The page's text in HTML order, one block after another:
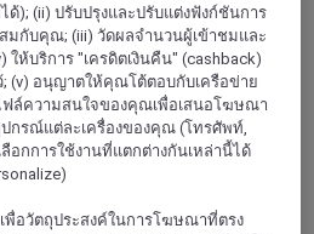
); (ii) ปรับปรุงและปรับแต่งฟังก์ชันการ
มกับคุณ; (iii) วัดผลจำนวนผู้เข้าชมและ
ให้บริการ "เครดิตเงินคืน" (cashback)
(v) อนุญาตให้คุณโต้ตอบกับเครือข่าย
ฟล์ความสนใจของคุณเพื่อเสนอโฆษณา
กรณ์แต่ละเครื่องของคุณ (โทรศัพท์,
อกการใช้งานที่แตกต่างกันเหล่านี้ได้
อวัตถุประสงค์ในการโฆษณาที่ตรง